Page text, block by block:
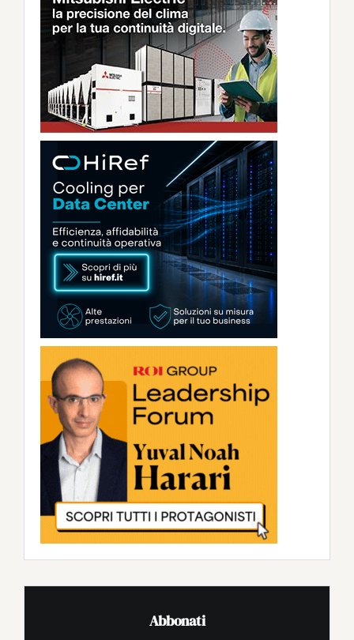
Abbonati